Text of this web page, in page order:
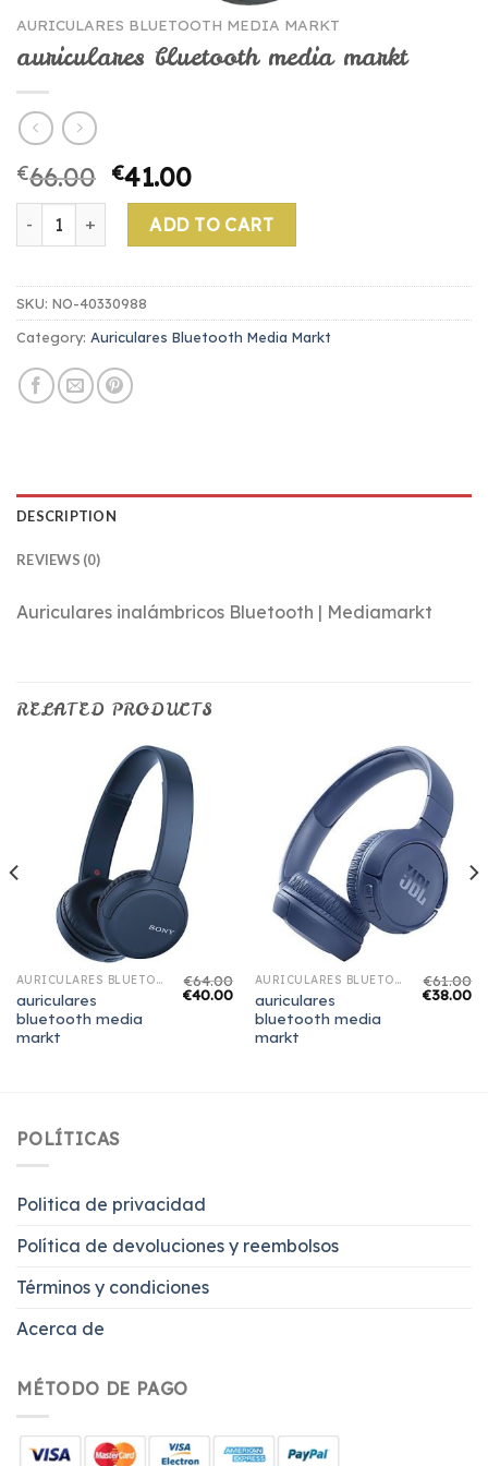
AURICULARES BLUETOOTH MEDIA MARKT
auriculares bluetooth media markt
€66.00 €41.00
auriculares bluetooth media markt quantity
ADD TO CART
SKU: NO-40330988
Category: Auriculares Bluetooth Media Markt
DESCRIPTION
REVIEWS (0)
Auriculares inalámbricos Bluetooth | Mediamarkt
RELATED PRODUCTS
AURICULARES BLUETOOTH MEDIA MARKT
auriculares
bluetooth media
markt
€64.00
€40.00
AURICULARES BLUETOOTH MEDIA MARKT
auriculares
bluetooth media
markt
€61.00
€38.00
POLÍTICAS
Politica de privacidad
Política de devoluciones y reembolsos
Términos y condiciones
Acerca de
MÉTODO DE PAGO